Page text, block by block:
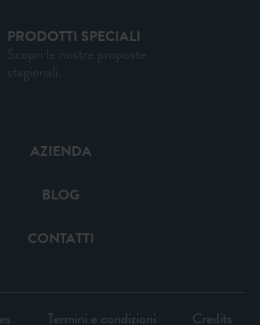
PRODOTTI SPECIALI
Scopri le nostre proposte
stagionali.
AZIENDA
BLOG
CONTATTI
Termini e condizioni Credits